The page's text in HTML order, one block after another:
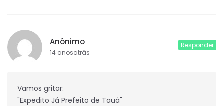
Anônimo
14 anosatrás
Responder
Vamos gritar:
"Expedito Já Prefeito de Tauá"